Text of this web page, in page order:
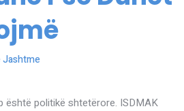
Jashtme
është politikë shtetërore. ISDMAK